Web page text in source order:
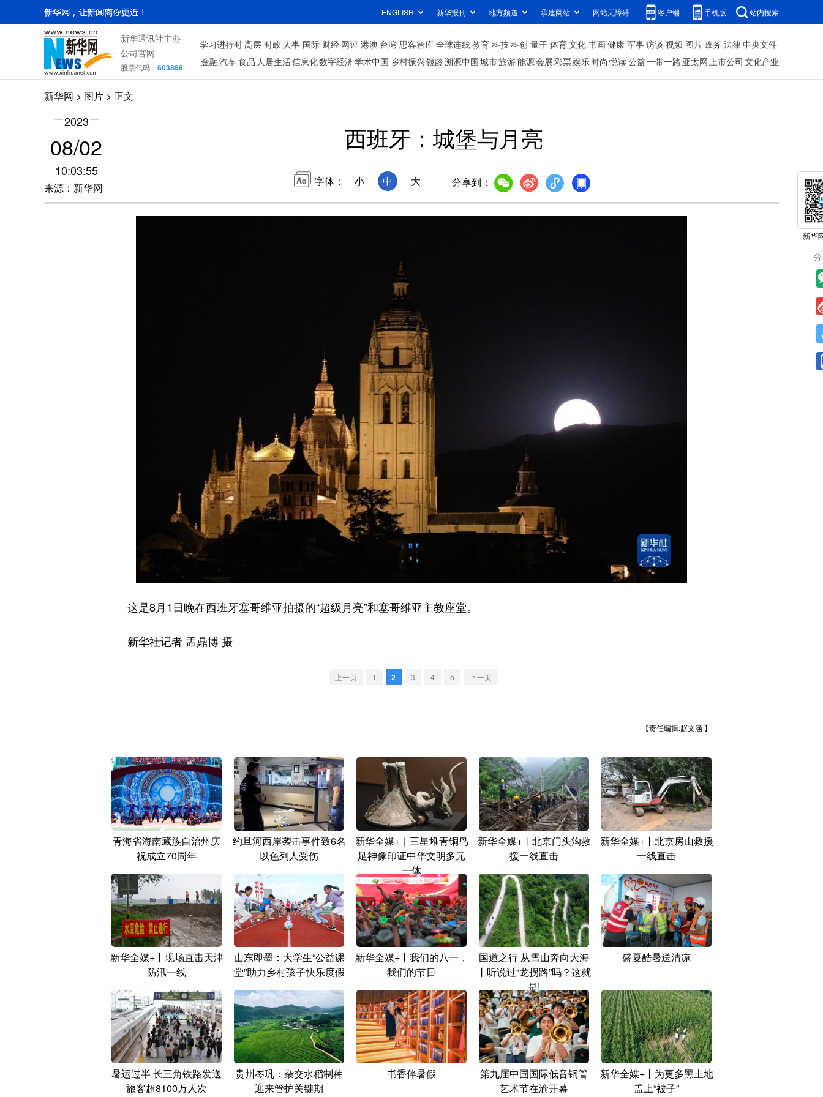
ENGLISH 新华报刊 地方频道 承建网站 网站无障碍 客户端 手机版 站内搜索
新华通讯社主办
公司官网
股票代码： 603888
学习进行时高层 时政 人事 国际 财经 网评 港澳 台湾 思客智库 全球连线教育 科技科创 量子 体育文化 书画健康 军事访谈 视频 图片政务 法律中央文件
金融汽车食品 人居生活信息化数字经济学术中国 乡村振兴银龄溯源中国城市旅游能源会展彩票娱乐时尚 悦读公益一带一路 亚太网上市公司 文化产业
新华网 > 图片 > 正文
2023
08/02
10:03:55
来源：新华网
西班牙：城堡与月亮
字体： 小 中 大 分享到：
这是8月1日晚在西班牙塞哥维亚拍摄的“超级月亮”和塞哥维亚主教座堂。
新华社记者 孟鼎博 摄
上一页 1 2 3 4 5 下一页
【责任编辑:赵文涵 】
青海省海南藏族自治州庆
祝成立70周年
约旦河西岸袭击事件致6名
以色列人受伤
新华全媒+｜三星堆青铜鸟
足神像印证中华文明多元
一体
新华全媒+丨北京门头沟救
援一线直击
新华全媒+丨北京房山救援
一线直击
新华全媒+丨现场直击天津
防汛一线
山东即墨：大学生“公益课
堂”助力乡村孩子快乐度假
新华全媒+丨我们的八一，
我们的节日
国道之行 从雪山奔向大海
丨听说过“龙拐路”吗？这就
是!
盛夏酷暑送清凉
暑运过半 长三角铁路发送
旅客超8100万人次
贵州岑巩：杂交水稻制种
迎来管护关键期
书香伴暑假
第九届中国国际低音铜管
艺术节在渝开幕
新华全媒+丨为更多黑土地
盖上“被子”